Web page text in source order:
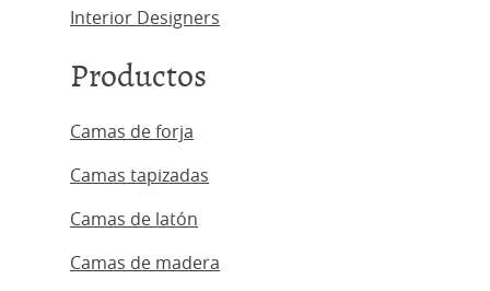
Interior Designers
Productos
Camas de forja
Camas tapizadas
Camas de latón
Camas de madera